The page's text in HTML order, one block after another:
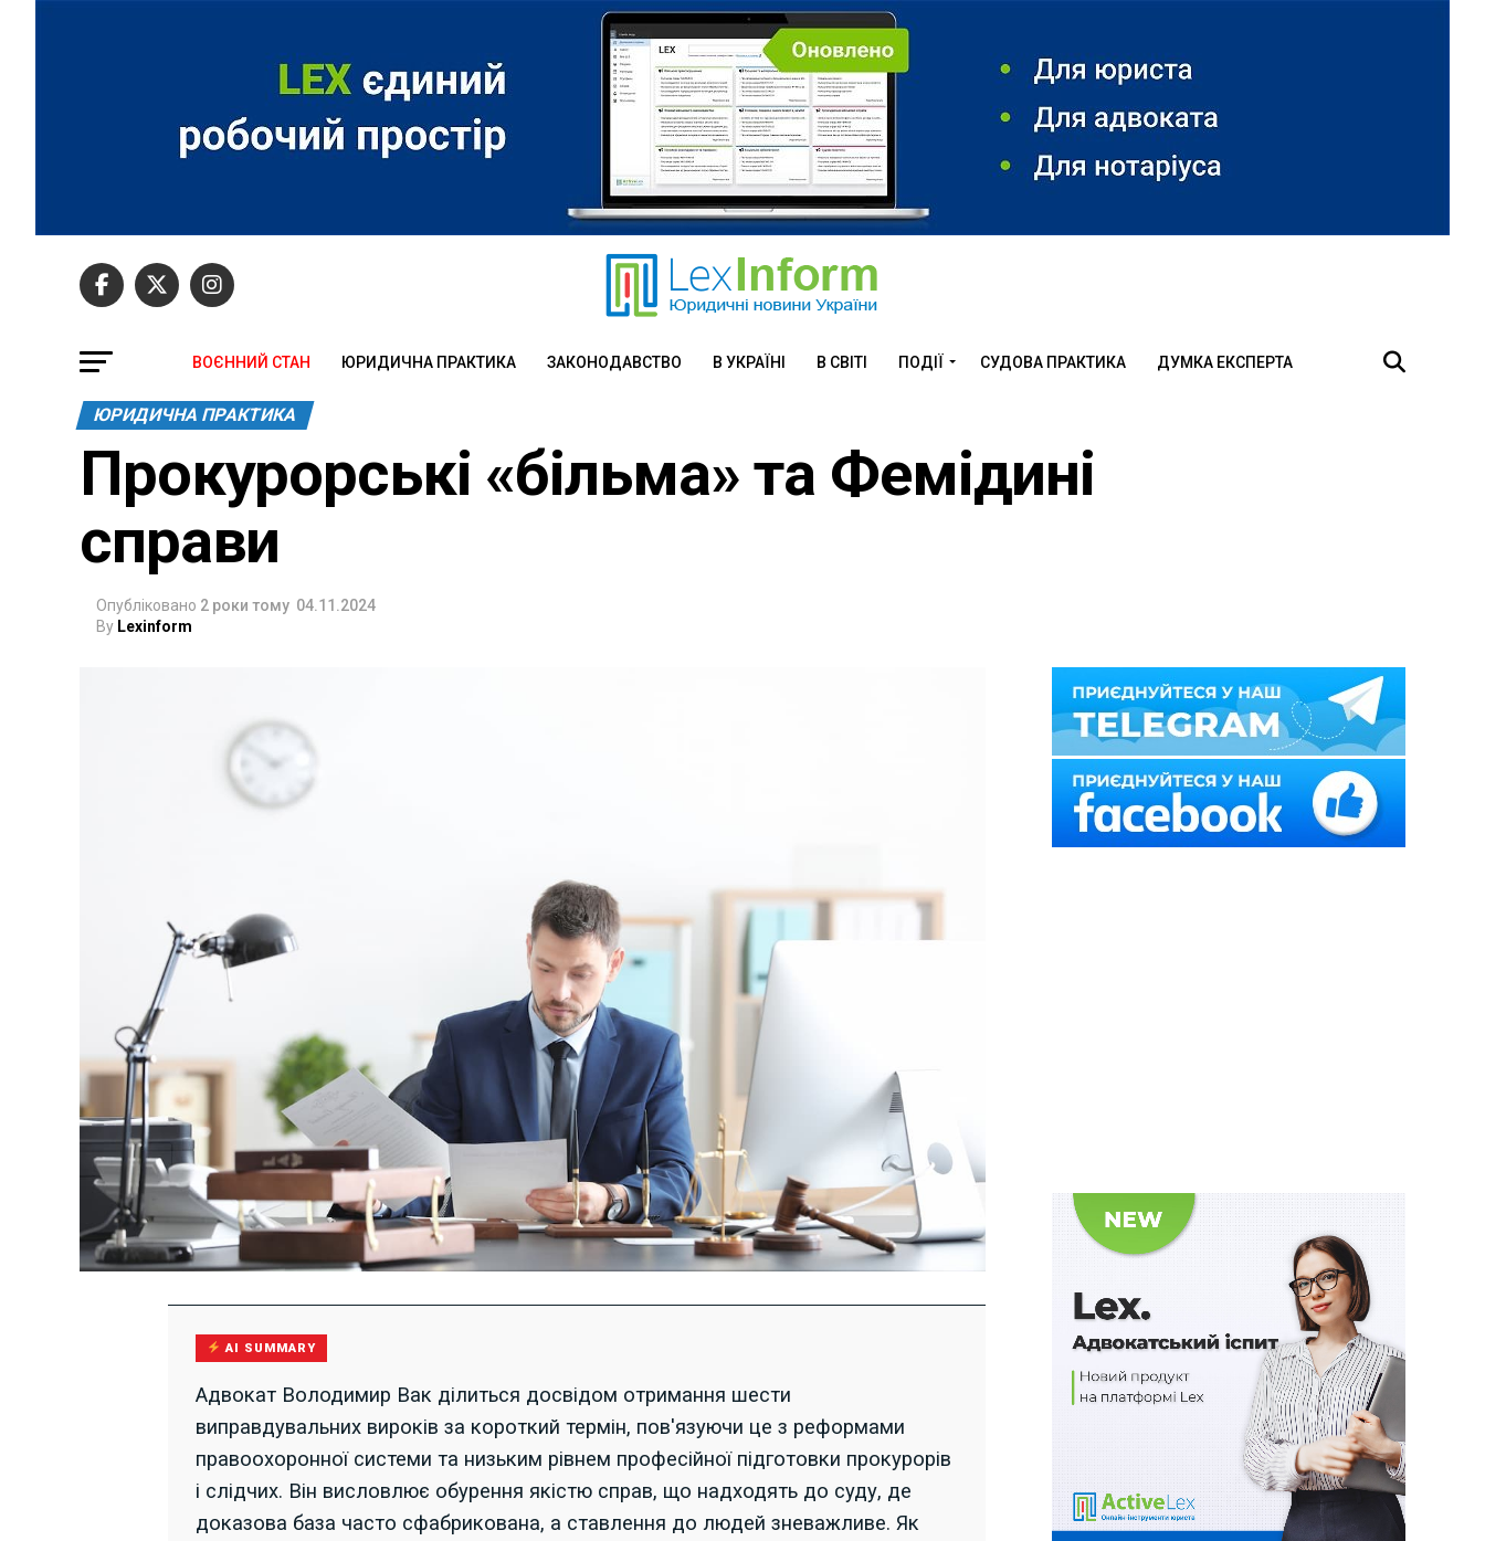
ВОЄННИЙ СТАН ЮРИДИЧНА ПРАКТИКА ЗАКОНОДАВСТВО В УКРАЇНІ В СВІТІ ПОДІЇ СУДОВА ПРАКТИКА ДУМКА ЕКСПЕРТА
ЮРИДИЧНА ПРАКТИКА
Прокурорські «більма» та Фемідині
справи
Опубліковано 2 роки тому 04.11.2024
By Lexinform
AI SUMMARY
Адвокат Володимир Вак ділиться досвідом отримання шести
виправдувальних вироків за короткий термін, пов'язуючи це з реформами
правоохоронної системи та низьким рівнем професійної підготовки прокурорів
і слідчих. Він висловлює обурення якістю справ, що надходять до суду, де
доказова база часто сфабрикована, а ставлення до людей зневажливе. Як